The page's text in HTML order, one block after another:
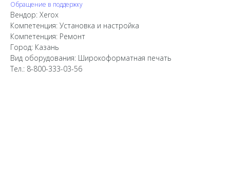
Обращение в поддержку
Вендор: Xerox
Компетенция: Установка и настройка
Компетенция: Ремонт
Город: Казань
Вид оборудования: Широкоформатная печать
Тел.: 8-800-333-03-56